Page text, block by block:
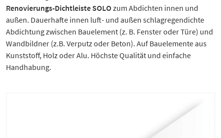
Renovierungs-Dichtleiste SOLO zum Abdichten innen und
außen. Dauerhafte innen luft- und außen schlagregendichte
Abdichtung zwischen Bauelement (z. B. Fenster oder Türe) und
Wandbildner (z.B. Verputz oder Beton). Auf Bauelemente aus
Kunststoﬀ, Holz oder Alu. Höchste Qualität und einfache
Handhabung.